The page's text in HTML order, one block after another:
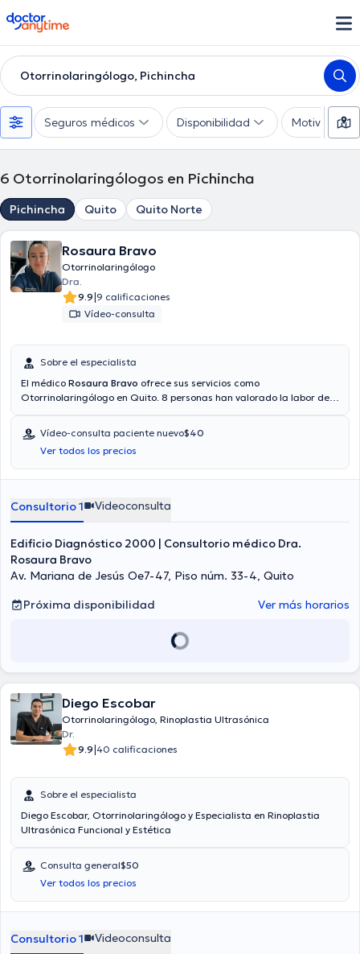
doctoranytime
Otorrinolaringólogo, Pichincha
Seguros médicos Disponibilidad Motivo de
6 Otorrinolaringólogos en Pichincha
Pichincha Quito Quito Norte
Rosaura Bravo
Otorrinolaringólogo
Dra.
9.9|9 calificaciones
Vídeo-consulta
Sobre el especialista
El médico Rosaura Bravo ofrece sus servicios como
Otorrinolaringólogo en Quito. 8 personas han valorado la labor del
consulta mediante video. El doctor proporciona mejores precios con
las siguientes aseguradoras: Consulta privada. Algunos de los
servicios médicos ofrecidos en el consultorio son: Rinoplastia
correctora o funcional, Alergias nasales, Rinitis alérgica,
Vídeo-consulta paciente nuevo$40
Ver todos los precios
Consultorio 1 Videoconsulta
Edificio Diagnóstico 2000 | Consultorio médico Dra.
Rosaura Bravo
Av. Mariana de Jesús Oe7-47, Piso núm. 33-4, Quito
Próxima disponibilidad
Ver más horarios
Diego Escobar
Otorrinolaringólogo, Rinoplastia Ultrasónica
Dr.
9.9|40 calificaciones
Sobre el especialista
Diego Escobar, Otorrinolaringólogo y Especialista en Rinoplastia
Ultrasónica Funcional y Estética
Consulta general$50
Ver todos los precios
Consultorio 1 Videoconsulta